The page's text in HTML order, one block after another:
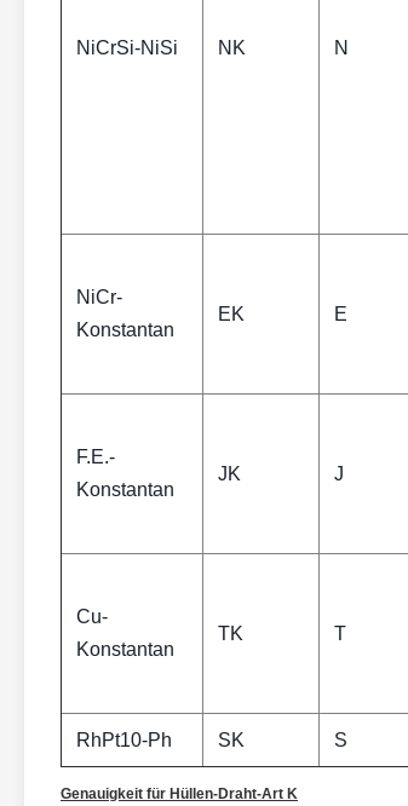
NiCrSi-NiSi NK N
NiCr-
Konstantan
EK E
F.E.-
Konstantan
JK J
Cu-
Konstantan
TK T
RhPt10-Ph SK S
Genauigkeit für Hüllen-Draht-Art K